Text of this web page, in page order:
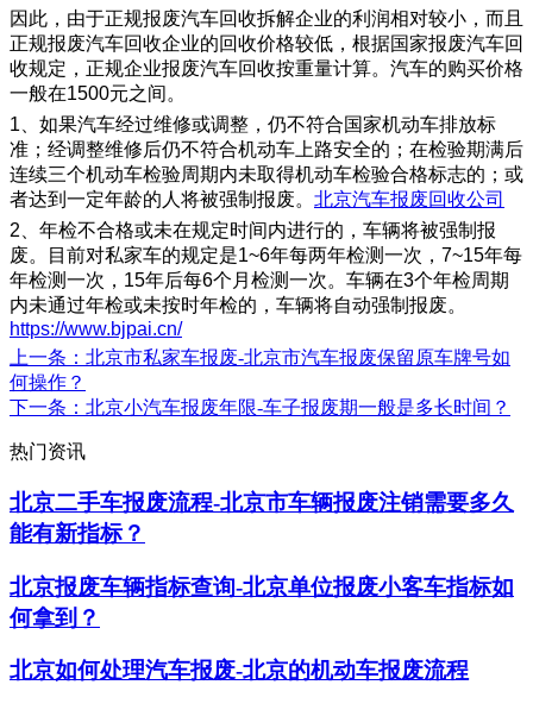
因此，由于正规报废汽车回收拆解企业的利润相对较小，而且
正规报废汽车回收企业的回收价格较低，根据国家报废汽车回
收规定，正规企业报废汽车回收按重量计算。汽车的购买价格
一般在1500元之间。
1、如果汽车经过维修或调整，仍不符合国家机动车排放标
准；经调整维修后仍不符合机动车上路安全的；在检验期满后
连续三个机动车检验周期内未取得机动车检验合格标志的；或
者达到一定年龄的人将被强制报废。 北京汽车报废回收公司
2、年检不合格或未在规定时间内进行的，车辆将被强制报
废。目前对私家车的规定是1~6年每两年检测一次，7~15年每
年检测一次，15年后每6个月检测一次。车辆在3个年检周期
内未通过年检或未按时年检的，车辆将自动强制报废。
https://www.bjpai.cn/
上一条 ：北京市私家车报废-北京市汽车报废保留原车牌号如
何操作？
下一条 ：北京小汽车报废年限-车子报废期一般是多长时间？
热门资讯
北京二手车报废流程-北京市车辆报废注销需要多久
能有新指标？
北京报废车辆指标查询-北京单位报废小客车指标如
何拿到？
北京如何处理汽车报废-北京的机动车报废流程